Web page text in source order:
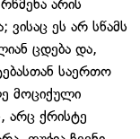
არის
ვისაც ეს არ სწამს
ცდება და,
საერთო
მოციქული
არც ქრისტე